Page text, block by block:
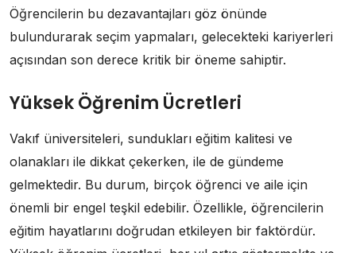
Öğrencilerin bu dezavantajları göz önünde
bulundurarak seçim yapmaları, gelecekteki kariyerleri
açısından son derece kritik bir öneme sahiptir.
Yüksek Öğrenim Ücretleri
Vakıf üniversiteleri, sundukları eğitim kalitesi ve
olanakları ile dikkat çekerken, ile de gündeme
gelmektedir. Bu durum, birçok öğrenci ve aile için
önemli bir engel teşkil edebilir. Özellikle, öğrencilerin
eğitim hayatlarını doğrudan etkileyen bir faktördür.